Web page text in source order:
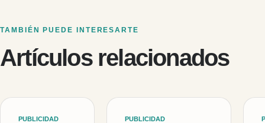
TAMBIÉN PUEDE INTERESARTE
Artículos relacionados
PUBLICIDAD PUBLICIDAD